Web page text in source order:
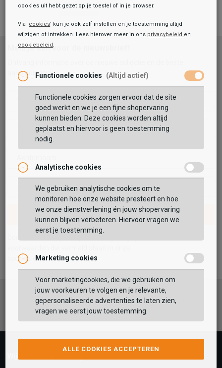
Sneakers Laag
59,99
49,99
Maat:
TOEVOEGEN AAN WINKELTAS
GEBRUIK MIJN LOCATIE
Zoek op postcode of gebruik jouw locatie om de
voorraad in een van onze winkels te bekijken.
Toegevoegd aan je winkeltas!
BEKIJK WINKELTAS
VERDER WINKELEN
Vaak samen gekocht met
Meld je aan voor de nieuwsbrief!
aanbiedingen!
Voornaam
Tussenvoegsel
Je e-mailadres
AANMELDEN
cookies en privacy verklaring
FacebookInstagramPinterest
cookies uit hebt gezet op je toestel of in je browser.
Via 'cookies' kun je ook zelf instellen en je toestemming altijd
wijzigen of intrekken. Lees hierover meer in ons privacybeleid en
cookiebeleid.
Functionele cookies (Altijd actief)
Functionele cookies zorgen ervoor dat de site
goed werkt en we je een fijne shopervaring
kunnen bieden. Deze cookies worden altijd
geplaatst en hiervoor is geen toestemming
nodig.
Analytische cookies
We gebruiken analytische cookies om te
monitoren hoe onze website presteert en hoe
we onze dienstverlening én jouw shopervaring
kunnen blijven verbeteren. Hiervoor vragen we
eerst je toestemming.
Marketing cookies
Voor marketingcookies, die we gebruiken om
jouw voorkeuren te volgen en je relevante,
gepersonaliseerde advertenties te laten zien,
vragen we eerst jouw toestemming.
ALLE COOKIES ACCEPTEREN